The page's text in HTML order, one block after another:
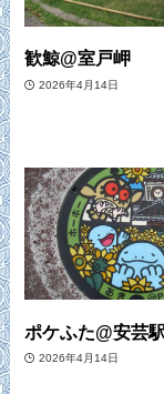
歓鯨@室戸岬
2026年4月14日
ポケふた@安芸駅
2026年4月14日